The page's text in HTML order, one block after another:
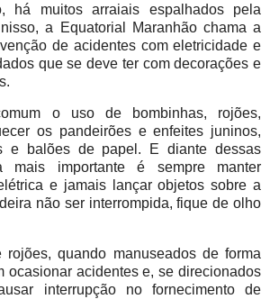
há muitos arraiais espalhados pela
a Equatorial Maranhão chama a
de acidentes com eletricidade e
que se deve ter com decorações e
o uso de bombinhas, rojões,
os pandeirões e enfeites juninos,
e balões de papel. E diante dessas
mais importante é sempre manter
e jamais lançar objetos sobre a
não ser interrompida, fique de olho
rojões, quando manuseados de forma
ocasionar acidentes e, se direcionados
interrupção no fornecimento de